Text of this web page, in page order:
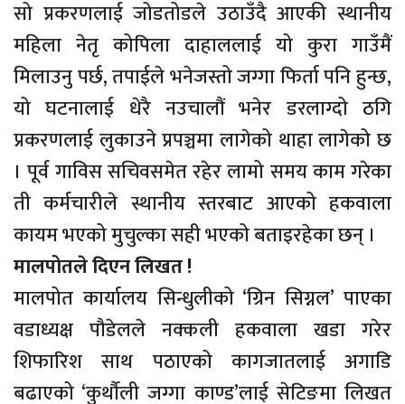
सो प्रकरणलाई जोडतोडले उठाउँदै आएकी स्थानीय
महिला नेतृ कोपिला दाहाललाई यो कुरा गाउँमैं
मिलाउनु पर्छ, तपाईले भनेजस्तो जग्गा फिर्ता पनि हुन्छ,
यो घटनालाई धेरै नउचालौं भनेर डरलाग्दो ठगि
प्रकरणलाई लुकाउने प्रपञ्चमा लागेको थाहा लागेको छ
। पूर्व गाविस सचिवसमेत रहेर लामो समय काम गरेका
ती कर्मचारीले स्थानीय स्तरबाट आएको हकवाला
कायम भएको मुचुल्का सही भएको बताइरहेका छन् ।
मालपोतले दिएन लिखत !
मालपोत कार्यालय सिन्धुलीको ‘ग्रिन सिग्नल’ पाएका
वडाध्यक्ष पौडेलले नक्कली हकवाला खडा गरेर
शिफारिश साथ पठाएको कागजातलाई अगाडि
बढाएको ‘कुर्थौली जग्गा काण्ड’लाई सेटिङमा लिखत